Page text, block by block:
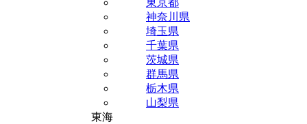
神奈川県
埼玉県
千葉県
茨城県
群馬県
栃木県
山梨県
東海